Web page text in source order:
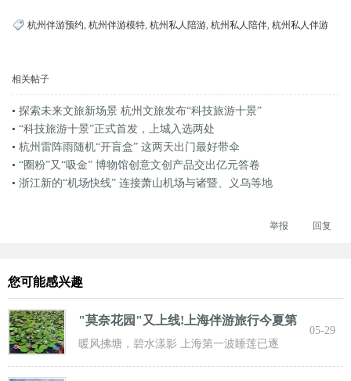
杭州伴游预约, 杭州伴游模特, 杭州私人陪游, 杭州私人陪伴, 杭州私人伴游
相关帖子
• 探索未来文旅新场景 杭州文旅发布“科技旅游十景”
• “科技旅游十景”正式首发，上城入选两处
• 杭州雷阵雨随机“开盲盒” 这两天出门最好带伞
• “圈粉”又“吸金” 博物馆创意文创产品交出亿元答卷
• 浙江新的“机场快线” 连接萧山机场与诸暨、义乌等地
回复
举报
您可能感兴趣
"莫奈花园"又上线!上海伴游旅行今夏第
一波
暖风拂塘，碧水漾影 上海第一波睡莲已逐
步“复苏” 粉白嫣红的花朵浮于水面 趁花期正
05-29